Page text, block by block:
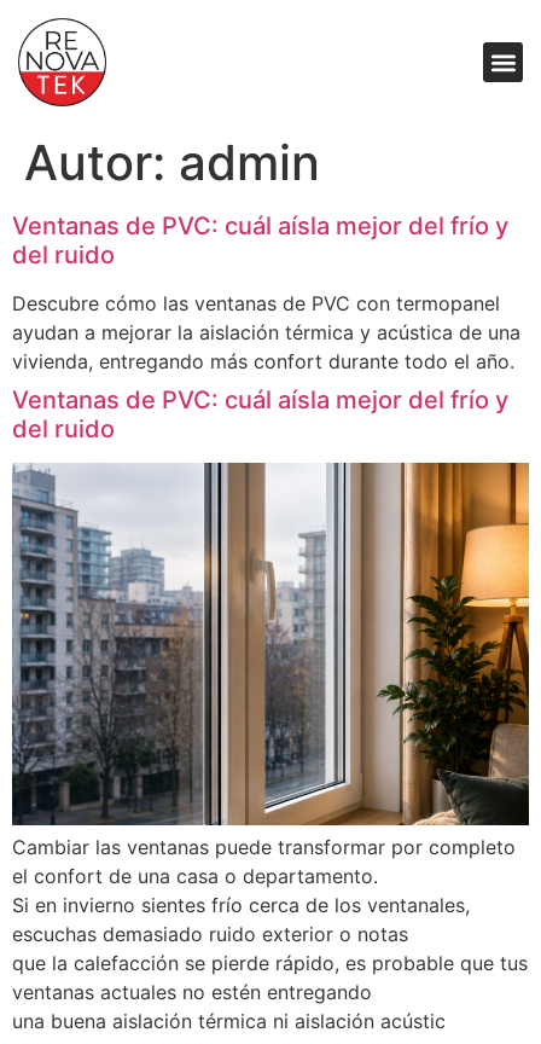
Autor: admin
Ventanas de PVC: cuál aísla mejor del frío y
del ruido
Descubre cómo las ventanas de PVC con termopanel
ayudan a mejorar la aislación térmica y acústica de una
vivienda, entregando más confort durante todo el año.
Ventanas de PVC: cuál aísla mejor del frío y
del ruido
Cambiar las ventanas puede transformar por completo
el confort de una casa o departamento.
Si en invierno sientes frío cerca de los ventanales,
escuchas demasiado ruido exterior o notas
que la calefacción se pierde rápido, es probable que tus
ventanas actuales no estén entregando
una buena aislación térmica ni aislación acústic